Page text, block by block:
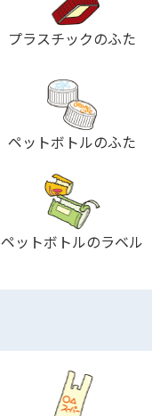
プラスチックのふた
ペットボトルのふた
ペットボトルのラベル